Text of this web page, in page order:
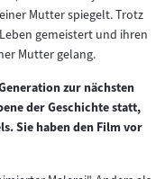
Mutter spiegelt. Trotz
gemeistert und ihren
Mutter gelang.
zur nächsten
der Geschichte statt,
Sie haben den Film vor